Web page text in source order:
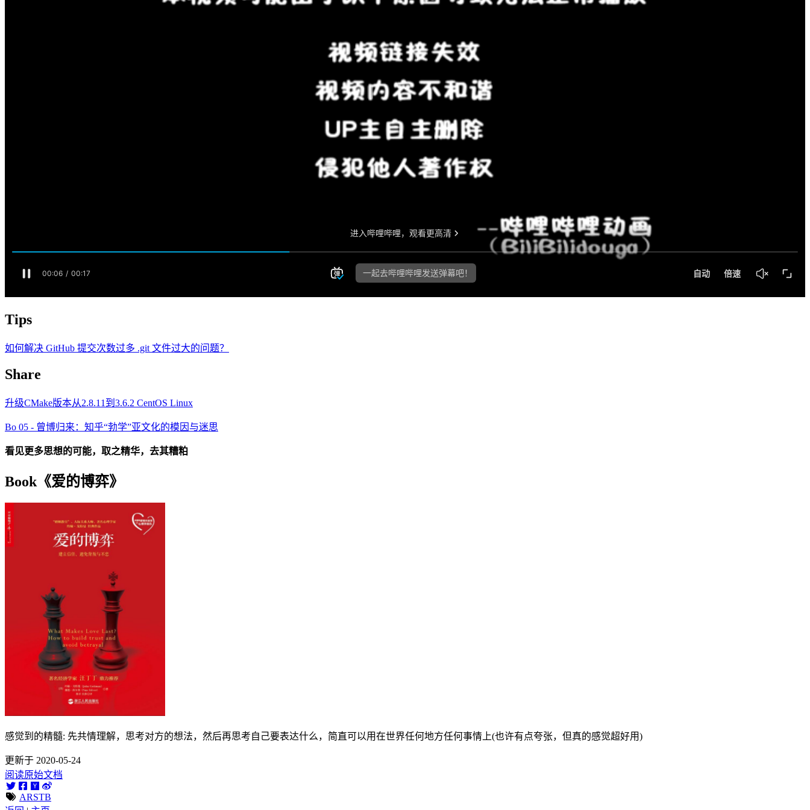
Tips
如何解决 GitHub 提交次数过多 .git 文件过大的问题？
Share
升级CMake版本从2.8.11到3.6.2 CentOS Linux
Bo 05 - 曾博归来：知乎“勃学”亚文化的模因与迷思
看见更多思想的可能，取之精华，去其糟粕
Book《爱的博弈》
感觉到的精髓: 先共情理解，思考对方的想法，然后再思考自己要表达什么，简直可以用在世界任何地方任何事情上(也许有点夸张，但真的感觉超好用)
更新于 2020-05-24
阅读原始文档
ARSTB